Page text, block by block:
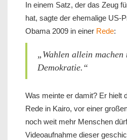
In einem Satz, der das Zeug
hat, sagte der ehemalige US-
Obama 2009 in einer Rede:
„Wahlen allein machen
Demokratie.“
Was meinte er damit? Er hielt
Rede in Kairo, vor einer
noch weit mehr Menschen
Videoaufnahme dieser